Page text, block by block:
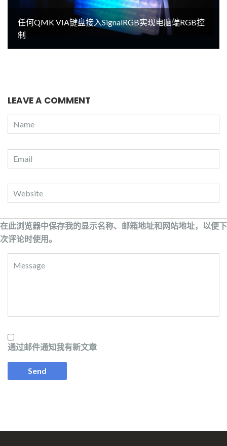
任何QMK VIA键盘接入SignalRGB实现电脑端RGB控
制
LEAVE A COMMENT
在此浏览器中保存我的显示名称、邮箱地址和网站地址，以便下
次评论时使用。
通过邮件通知我有新文章